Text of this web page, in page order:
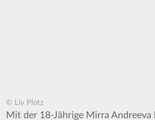
© Liv Plotz
Mit der 18-Jährige Mirra Andreeva